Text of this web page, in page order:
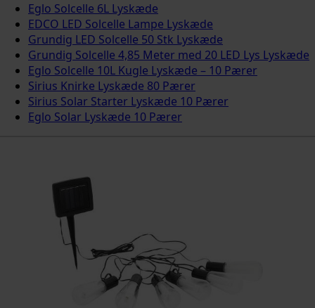
Eglo Solcelle 6L Lyskæde
EDCO LED Solcelle Lampe Lyskæde
Grundig LED Solcelle 50 Stk Lyskæde
Grundig Solcelle 4,85 Meter med 20 LED Lys Lyskæde
Eglo Solcelle 10L Kugle Lyskæde – 10 Pærer
Sirius Knirke Lyskæde 80 Pærer
Sirius Solar Starter Lyskæde 10 Pærer
Eglo Solar Lyskæde 10 Pærer